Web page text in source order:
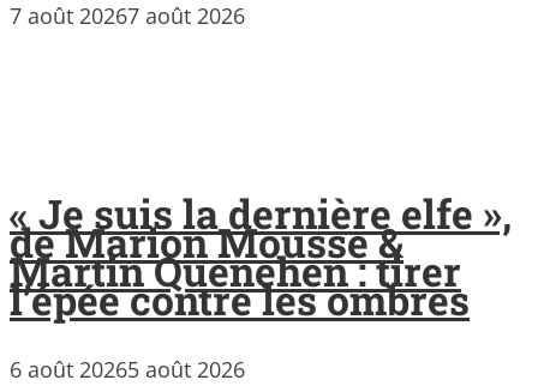
7 août 20267 août 2026
« Je suis la dernière elfe »,
de Marion Mousse &
Martin Quenehen : tirer
l’épée contre les ombres
6 août 20265 août 2026